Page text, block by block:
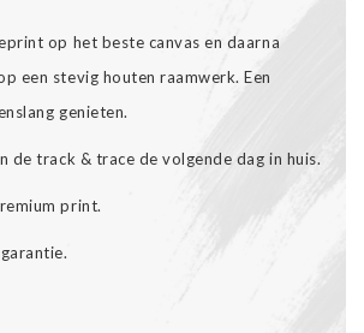
op het beste canvas en daarna
een stevig houten raamwerk. Een
genieten.
de track & trace de volgende dag in huis.
print.